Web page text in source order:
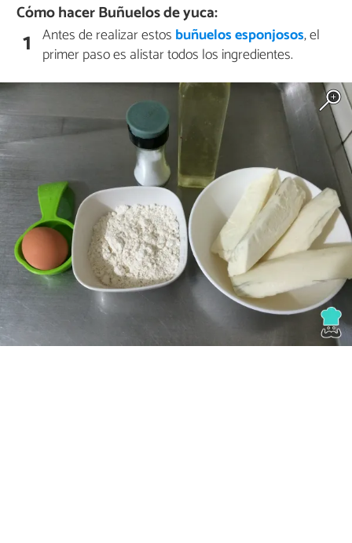
Cómo hacer Buñuelos de yuca:
1 Antes de realizar estos buñuelos esponjosos, el
primer paso es alistar todos los ingredientes.